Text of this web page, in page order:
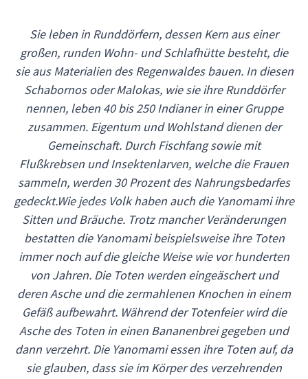
Sie leben in Runddörfern, dessen Kern aus einer
großen, runden Wohn- und Schlafhütte besteht, die
sie aus Materialien des Regenwaldes bauen. In diesen
Schabornos oder Malokas, wie sie ihre Runddörfer
nennen, leben 40 bis 250 Indianer in einer Gruppe
zusammen. Eigentum und Wohlstand dienen der
Gemeinschaft. Durch Fischfang sowie mit
Flußkrebsen und Insektenlarven, welche die Frauen
sammeln, werden 30 Prozent des Nahrungsbedarfes
gedeckt.Wie jedes Volk haben auch die Yanomami ihre
Sitten und Bräuche. Trotz mancher Veränderungen
bestatten die Yanomami beispielsweise ihre Toten
immer noch auf die gleiche Weise wie vor hunderten
von Jahren. Die Toten werden eingeäschert und
deren Asche und die zermahlenen Knochen in einem
Gefäß aufbewahrt. Während der Totenfeier wird die
Asche des Toten in einen Bananenbrei gegeben und
dann verzehrt. Die Yanomami essen ihre Toten auf, da
sie glauben, dass sie im Körper des verzehrenden